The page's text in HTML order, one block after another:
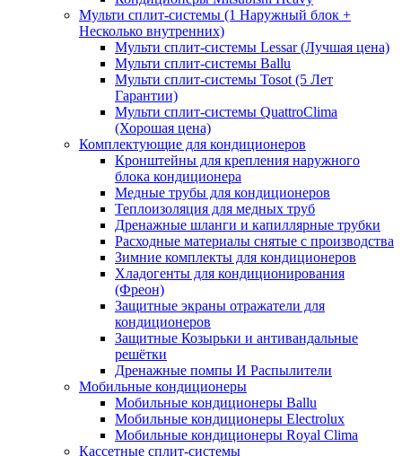
Мульти сплит-системы (1 Наружный блок +
Несколько внутренних)
Мульти сплит-системы Lessar (Лучшая цена)
Мульти сплит-системы Ballu
Мульти сплит-системы Tosot (5 Лет
Гарантии)
Мульти сплит-системы QuattroClima
(Хорошая цена)
Комплектующие для кондиционеров
Кронштейны для крепления наружного
блока кондиционера
Медные трубы для кондиционеров
Теплоизоляция для медных труб
Дренажные шланги и капиллярные трубки
Расходные материалы снятые с производства
Зимние комплекты для кондиционеров
Хладогенты для кондиционирования
(Фреон)
Защитные экраны отражатели для
кондиционеров
Защитные Козырьки и антивандальные
решётки
Дренажные помпы И Распылители
Мобильные кондиционеры
Мобильные кондиционеры Ballu
Мобильные кондиционеры Electrolux
Мобильные кондиционеры Royal Clima
Кассетные сплит-системы